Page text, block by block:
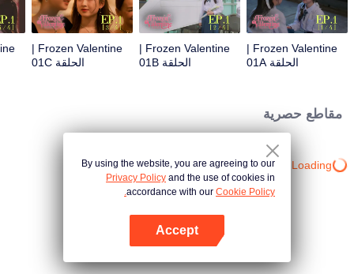
Frozen Valentine |
الحلقة 01A
Frozen Valentine |
الحلقة 01B
Frozen Valentine |
الحلقة 01C
مقاطع حصرية
Loading…
By using the website, you are agreeing to our
Privacy Policy and the use of cookies in
accordance with our Cookie Policy.
Accept